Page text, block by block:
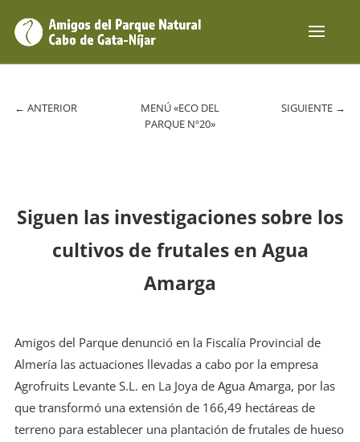
← ANTERIOR
MENÚ «ECO DEL
PARQUE Nº20»
SIGUIENTE →
Siguen las investigaciones sobre los
cultivos de frutales en Agua
Amarga
Amigos del Parque denunció en la Fiscalía Provincial de
Almería las actuaciones llevadas a cabo por la empresa
Agrofruits Levante S.L. en La Joya de Agua Amarga, por las
que transformó una extensión de 166,49 hectáreas de
terreno para establecer una plantación de frutales de hueso